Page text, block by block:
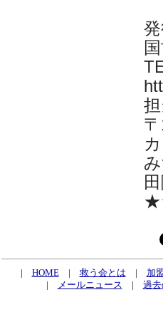
| HOME| 救う会とは | 加
|
メールニュース | 過